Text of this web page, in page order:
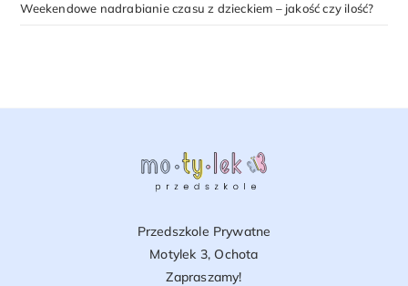
Weekendowe nadrabianie czasu z dzieckiem – jakość czy ilość?
Przedszkole Prywatne
Motylek 3, Ochota
Zapraszamy!